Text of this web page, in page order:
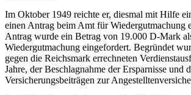
Im Oktober 1949 reichte er, diesmal mit Hilfe
einen Antrag beim Amt für Wiedergutmachung
Antrag wurde ein Betrag von 19.000 D-Mark
Wiedergutmachung eingefordert. Begründet
gegen die Reichsmark errechneten
Jahre, der Beschlagnahme der Ersparnisse und
Versicherungsbeiträgen zur